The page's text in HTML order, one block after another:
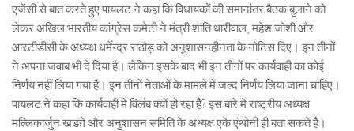
एजेंसी से बात करते हुए पायलट ने कहा कि विधायकों की समानांतर बैठक बुलाने को
लेकर अखिल भारतीय कांग्रेस कमेटी ने मंत्री शांति धारीवाल, महेश जोशी और
आरटीडीसी के अध्यक्ष धर्मेन्द्र राठौड़ को अनुशासनहीनता के नोटिस दिए। इन तीनों
ने अपना जवाब भी दे दिया है। लेकिन इसके बाद भी इन तीनों पर कार्यवाही का कोई
निर्णय नहीं लिया गया है। इन तीनों नेताओं के मामले में जल्द निर्णय लिया जाना चाहिए।
पायलट ने कहा कि कार्यवाही में विलंब क्यों हो रहा है? इस बारे में राष्ट्रीय अध्यक्ष
मल्लिकार्जुन खडग़े और अनुशासन समिति के अध्यक्ष एके एंथोनी ही बता सकते हैं।